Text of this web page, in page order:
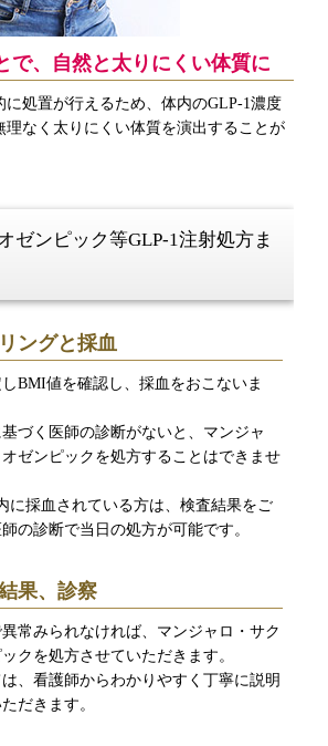
で、自然と太りにくい体質に
に処置が行えるため、体内のGLP-1濃度
理なく太りにくい体質を演出することが
ゼンピック等GLP-1注射処方ま
ングと採血
BMI値を確認し、採血をおこないま
づく医師の診断がないと、マンジャ
ゼンピックを処方することはできませ
に採血されている方は、検査結果をご
の診断で当日の処方が可能です。
果、診察
常みられなければ、マンジャロ・サク
クを処方させていただきます。
、看護師からわかりやすく丁寧に説明
だきます。